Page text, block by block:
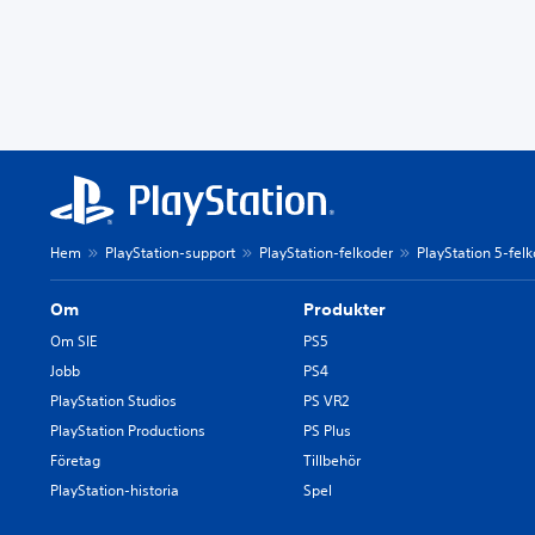
Hem PlayStation-support PlayStation-felkoder PlayStation 5-
Om
Om SIE
Jobb
PlayStation Studios
PlayStation Productions
Företag
PlayStation-historia
Produkter
PS5
PS4
PS VR2
PS Plus
Tillbehör
Spel